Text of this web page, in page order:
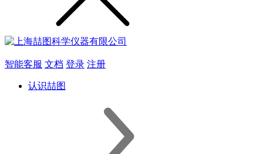
智能客服 文档 登录 注册
认识喆图